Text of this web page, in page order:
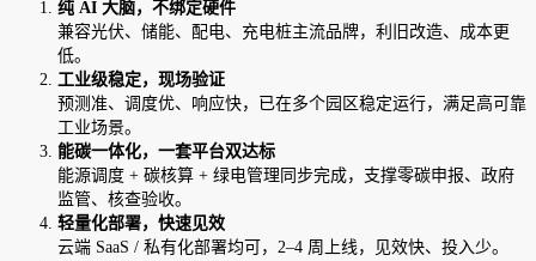
纯 AI 大脑，不绑定硬件
兼容光伏、储能、配电、充电桩主流品牌，利旧改造、成本更
低。
工业级稳定，现场验证
预测准、调度优、响应快，已在多个园区稳定运行，满足高可靠
工业场景。
能碳一体化，一套平台双达标
能源调度 + 碳核算 + 绿电管理同步完成，支撑零碳申报、政府
监管、核查验收。
轻量化部署，快速见效
云端 SaaS / 私有化部署均可，2–4 周上线，见效快、投入少。